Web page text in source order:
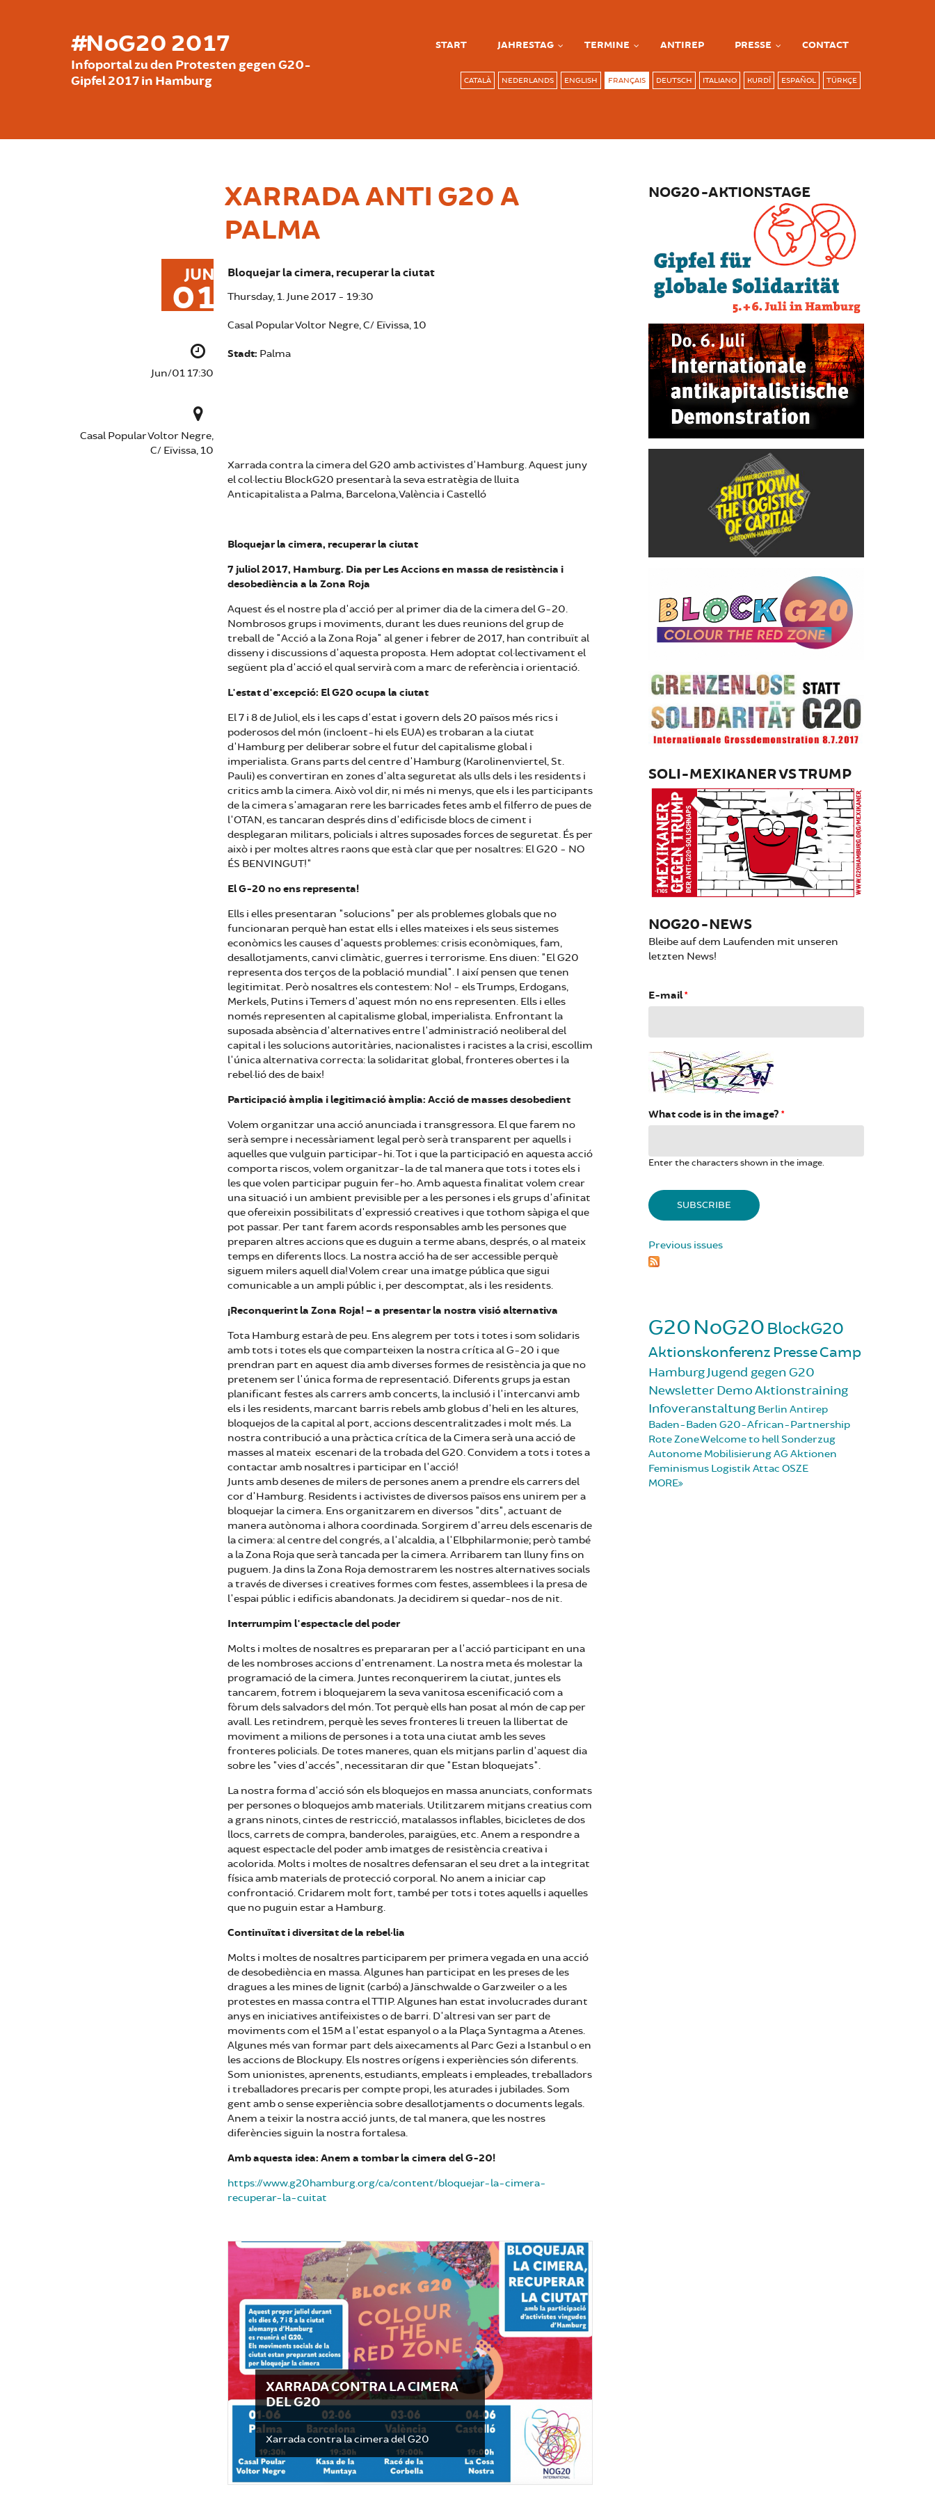
#NoG20 2017
Infoportal zu den Protesten gegen G20-
Gipfel 2017 in Hamburg
START JAHRESTAG TERMINE ANTIREP PRESSE CONTACT
CATALÀ NEDERLANDS ENGLISH FRANÇAIS DEUTSCH ITALIANO KURDÎ ESPAÑOL TÜRKÇE
XARRADA ANTI G20 A
PALMA
JUN
01
Jun/01 17:30
Casal Popular Voltor Negre,
C/ Eïvissa, 10
Bloquejar la cimera, recuperar la ciutat
Thursday, 1. June 2017 - 19:30
Casal Popular Voltor Negre, C/ Eïvissa, 10
Stadt: Palma
Xarrada contra la cimera del G20 amb activistes d'Hamburg. Aquest juny
el col·lectiu BlockG20 presentarà la seva estratègia de lluita
Anticapitalista a Palma, Barcelona, València i Castelló
Bloquejar la cimera, recuperar la ciutat
7 juliol 2017, Hamburg. Dia per Les Accions en massa de resistència i
desobediència a la Zona Roja
Aquest és el nostre pla d'acció per al primer dia de la cimera del G-20.
Nombrosos grups i moviments, durant les dues reunions del grup de
treball de "Acció a la Zona Roja" al gener i febrer de 2017, han contribuït al
disseny i discussions d'aquesta proposta. Hem adoptat col·lectivament el
següent pla d'acció el qual servirà com a marc de referència i orientació.
L'estat d'excepció: El G20 ocupa la ciutat
El 7 i 8 de Juliol, els i les caps d'estat i govern dels 20 països més rics i
poderosos del món (incloent-hi els EUA) es trobaran a la ciutat
d'Hamburg per deliberar sobre el futur del capitalisme global i
imperialista. Grans parts del centre d'Hamburg (Karolinenviertel, St.
Pauli) es convertiran en zones d'alta seguretat als ulls dels i les residents i
critics amb la cimera. Això vol dir, ni més ni menys, que els i les participants
de la cimera s'amagaran rere les barricades fetes amb el filferro de pues de
l'OTAN, es tancaran després dins d'edificisde blocs de ciment i
desplegaran militars, policials i altres suposades forces de seguretat. És per
això i per moltes altres raons que està clar que per nosaltres: El G20 - NO
ÉS BENVINGUT!"
El G-20 no ens representa!
Ells i elles presentaran "solucions" per als problemes globals que no
funcionaran perquè han estat ells i elles mateixes i els seus sistemes
econòmics les causes d'aquests problemes: crisis econòmiques, fam,
desallotjaments, canvi climàtic, guerres i terrorisme. Ens diuen: "El G20
representa dos terços de la població mundial". I així pensen que tenen
legitimitat. Però nosaltres els contestem: No! - els Trumps, Erdogans,
Merkels, Putins i Temers d'aquest món no ens representen. Ells i elles
només representen al capitalisme global, imperialista. Enfrontant la
suposada absència d'alternatives entre l'administració neoliberal del
capital i les solucions autoritàries, nacionalistes i racistes a la crisi, escollim
l'única alternativa correcta: la solidaritat global, fronteres obertes i la
rebel·lió des de baix!
Participació àmplia i legitimació àmplia: Acció de masses desobedient
Volem organitzar una acció anunciada i transgressora. El que farem no
serà sempre i necessàriament legal però serà transparent per aquells i
aquelles que vulguin participar-hi. Tot i que la participació en aquesta acció
comporta riscos, volem organitzar-la de tal manera que tots i totes els i
les que volen participar puguin fer-ho. Amb aquesta finalitat volem crear
una situació i un ambient previsible per a les persones i els grups d'afinitat
que ofereixin possibilitats d'expressió creatives i que tothom sàpiga el que
pot passar. Per tant farem acords responsables amb les persones que
preparen altres accions que es duguin a terme abans, després, o al mateix
temps en diferents llocs. La nostra acció ha de ser accessible perquè
siguem milers aquell dia! Volem crear una imatge pública que sigui
comunicable a un ampli públic i, per descomptat, als i les residents.
¡Reconquerint la Zona Roja! – a presentar la nostra visió alternativa
Tota Hamburg estarà de peu. Ens alegrem per tots i totes i som solidaris
amb tots i totes els que comparteixen la nostra crítica al G-20 i que
prendran part en aquest dia amb diverses formes de resistència ja que no
pretenem ser l'única forma de representació. Diferents grups ja estan
planificant festes als carrers amb concerts, la inclusió i l'intercanvi amb
els i les residents, marcant barris rebels amb globus d'heli en les altures,
bloquejos de la capital al port, accions descentralitzades i molt més. La
nostra contribució a una pràctica crítica de la Cimera serà una acció de
masses al mateix escenari de la trobada del G20. Convidem a tots i totes a
contactar amb nosaltres i participar en l'acció!
Junts amb desenes de milers de persones anem a prendre els carrers del
cor d'Hamburg. Residents i activistes de diversos països ens unirem per a
bloquejar la cimera. Ens organitzarem en diversos "dits", actuant de
manera autònoma i alhora coordinada. Sorgirem d'arreu dels escenaris de
la cimera: al centre del congrés, a l'alcaldia, a l'Elbphilarmonie; però també
a la Zona Roja que serà tancada per la cimera. Arribarem tan lluny fins on
puguem. Ja dins la Zona Roja demostrarem les nostres alternatives socials
a través de diverses i creatives formes com festes, assemblees i la presa de
l'espai públic i edificis abandonats. Ja decidirem si quedar-nos de nit.
Interrumpim l'espectacle del poder
Molts i moltes de nosaltres es prepararan per a l'acció participant en una
de les nombroses accions d'entrenament. La nostra meta és molestar la
programació de la cimera. Juntes reconquerirem la ciutat, juntes els
tancarem, fotrem i bloquejarem la seva vanitosa escenificació com a
fòrum dels salvadors del món. Tot perquè ells han posat al món de cap per
avall. Les retindrem, perquè les seves fronteres li treuen la llibertat de
moviment a milions de persones i a tota una ciutat amb les seves
fronteres policials. De totes maneres, quan els mitjans parlin d'aquest dia
sobre les "vies d'accés", necessitaran dir que "Estan bloquejats".
La nostra forma d'acció són els bloquejos en massa anunciats, conformats
per persones o bloquejos amb materials. Utilitzarem mitjans creatius com
a grans ninots, cintes de restricció, matalassos inflables, bicicletes de dos
llocs, carrets de compra, banderoles, paraigües, etc. Anem a respondre a
aquest espectacle del poder amb imatges de resistència creativa i
acolorida. Molts i moltes de nosaltres defensaran el seu dret a la integritat
física amb materials de protecció corporal. No anem a iniciar cap
confrontació. Cridarem molt fort, també per tots i totes aquells i aquelles
que no puguin estar a Hamburg.
Continuïtat i diversitat de la rebel·lia
Molts i moltes de nosaltres participarem per primera vegada en una acció
de desobediència en massa. Algunes han participat en les preses de les
dragues a les mines de lignit (carbó) a Jänschwalde o Garzweiler o a les
protestes en massa contra el TTIP. Algunes han estat involucrades durant
anys en iniciatives antifeixistes o de barri. D'altresi van ser part de
moviments com el 15M a l'estat espanyol o a la Plaça Syntagma a Atenes.
Algunes més van formar part dels aixecaments al Parc Gezi a Istanbul o en
les accions de Blockupy. Els nostres orígens i experiències són diferents.
Som unionistes, aprenents, estudiants, empleats i empleades, treballadors
i treballadores precaris per compte propi, les aturades i jubilades. Som
gent amb o sense experiència sobre desallotjaments o documents legals.
Anem a teixir la nostra acció junts, de tal manera, que les nostres
diferències siguin la nostra fortalesa.
Amb aquesta idea: Anem a tombar la cimera del G-20!
https://www.g20hamburg.org/ca/content/bloquejar-la-cimera-
recuperar-la-cuitat
XARRADA CONTRA LA CIMERA
DEL G20
Xarrada contra la cimera del G20
NOG20-AKTIONSTAGE
SOLI-MEXIKANER VS TRUMP
NOG20-NEWS
Bleibe auf dem Laufenden mit unseren
letzten News!
E-mail*
What code is in the image? *
Enter the characters shown in the image.
Previous issues
G20NoG20 BlockG20
Aktionskonferenz PresseCamp
HamburgJugend gegen G20
NewsletterDemoAktionstraining
Infoveranstaltung Berlin Antirep
Baden-Baden G20-African-Partnership
Rote ZoneWelcome to hellSonderzug
Autonome MobilisierungAG Aktionen
Feminismus Logistik Attac OSZE
MORE